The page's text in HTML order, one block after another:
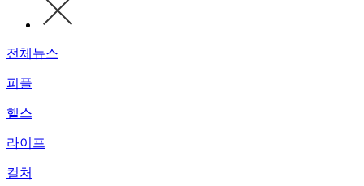
전체뉴스
피플
헬스
라이프
컬처